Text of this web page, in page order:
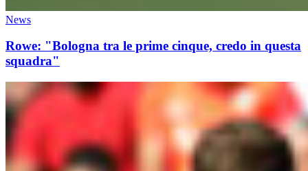
News
Rowe: "Bologna tra le prime cinque, credo in questa
squadra"